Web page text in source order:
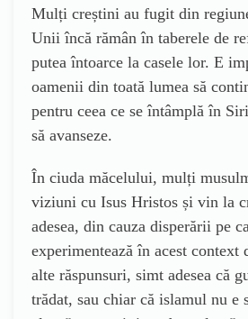
Mulți creștini au fugit din
Unii încă rămân în taberele de
putea întoarce la casele lor. E
oamenii din toată lumea să
pentru ceea ce se întâmplă în
să avanseze.
În ciuda măcelului, mulți
viziuni cu Isus Hristos și vin la
adesea, din cauza disperării pe
experimentează în acest context
alte răspunsuri, simt adesea că
trădat, sau chiar că islamul nu e